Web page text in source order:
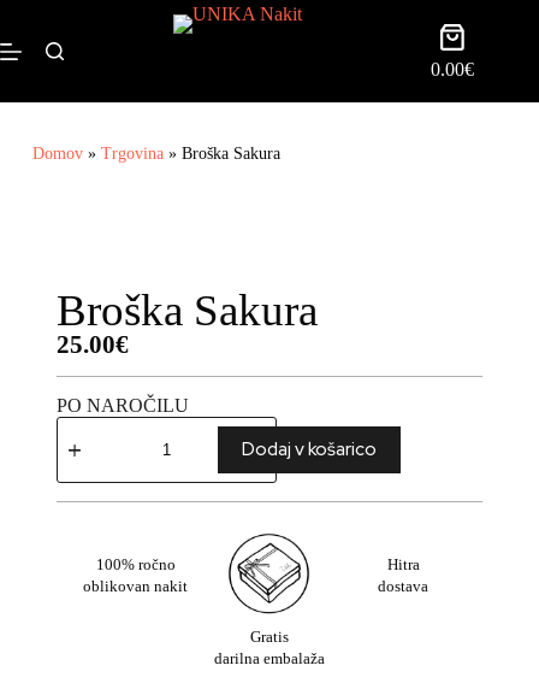
0.00€
Domov» Trgovina» Broška Sakura
Broška Sakura
25.00€
PO NAROČILU
Dodaj v košarico
100% ročno
oblikovan nakit
Gratis
darilna embalaža
Hitra
dostava